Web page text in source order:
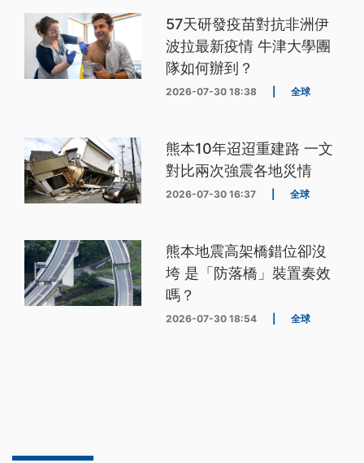
57天研發疫苗對抗非洲伊
波拉最新疫情 牛津大學團
隊如何辦到？
2026-07-30 18:38 全球
熊本10年迢迢重建路 一文
對比兩次強震各地災情
2026-07-30 16:37 全球
熊本地震高架橋錯位卻沒
垮 是「防落橋」裝置奏效
嗎？
2026-07-30 18:54 全球